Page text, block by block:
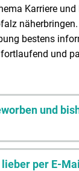
Karriere und
bestens
und
und
per E-